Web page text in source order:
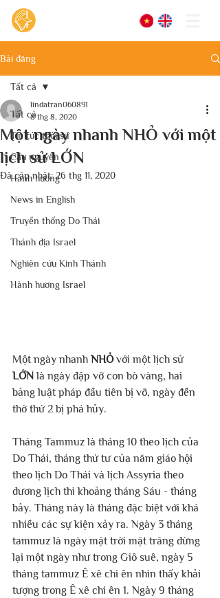
Bài đăng
Tất cả
Tin tức thời sự
Cầu nguyện
Hành hương
News in English
Truyền thống Do Thái
Thánh địa Israel
Nghiên cứu Kinh Thánh
Hành hương Israel
Tất cả
Một ngày nhanh NHỎ với một
lịch sử LỚN
lindatran060891
8 thg 8, 2020
Đã cập nhật:26 thg 11, 2020
Một ngày nhanh NHỎ với một lịch sử
LỚN là ngày đập vỡ con bò vàng, hai
bảng luật pháp đầu tiên bị vỡ, ngày đền
thờ thứ 2 bị phá hủy.
Tháng Tammuz là tháng 10 theo lịch của
Do Thái, tháng thứ tư của năm giáo hội
theo lịch Do Thái và lịch Assyria theo
dương lịch thì khoảng tháng Sáu - tháng
bảy. Tháng này là tháng đặc biệt với khá
nhiều các sự kiện xảy ra. Ngày 3 tháng
tammuz là ngày mặt trời mặt trăng dừng
lại một ngày như trong Giô suê, ngày 5
tháng tammuz Ê xê chi ên nhìn thấy khải
tượng trong Ê xê chi ên 1. Ngày 9 tháng